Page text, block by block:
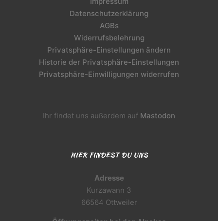
Datenschutzerklärung
AGBs
Widerrufsbelehrung
Privatsphäre-Einstellungen ändern
Historie der Privatsphäre-Einstellungen
Privatsphäre-Einwilligungen widerrufen
Ihr findet uns außerdem auf Mastodon
HIER FINDEST DU UNS
Adresse
Kurzawann 3
66564 Ottweiler